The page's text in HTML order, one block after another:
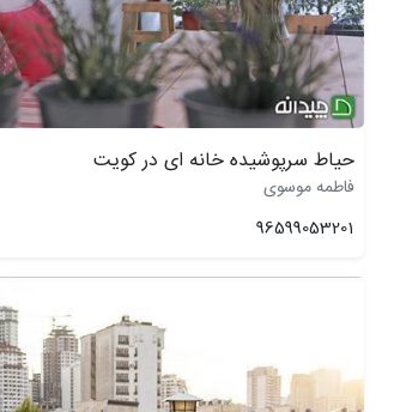
حیاط سرپوشیده خانه ای در کویت
فاطمه موسوی
96599053201